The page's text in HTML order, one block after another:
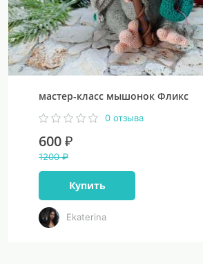
мастер-класс мышонок Фликс
0 отзыва
600 ₽
1200 ₽
Купить
Ekaterina